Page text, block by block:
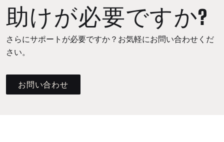
助けが必要ですか?
さらにサポートが必要ですか？お気軽にお問い合わせくだ
さい。
お問い合わせ